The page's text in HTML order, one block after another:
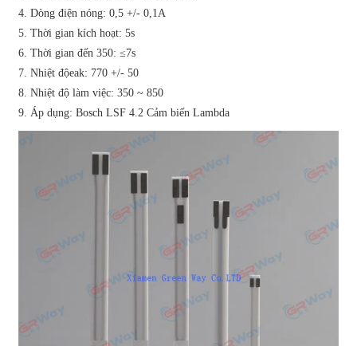
4. Dòng điện nóng: 0,5 +/- 0,1A
5. Thời gian kích hoạt: 5s
6. Thời gian đến 350: ≤7s
7. Nhiệt độeak: 770 +/- 50
8. Nhiệt độ làm việc: 350 ~ 850
9. Áp dụng: Bosch LSF 4.2 Cảm biến Lambda